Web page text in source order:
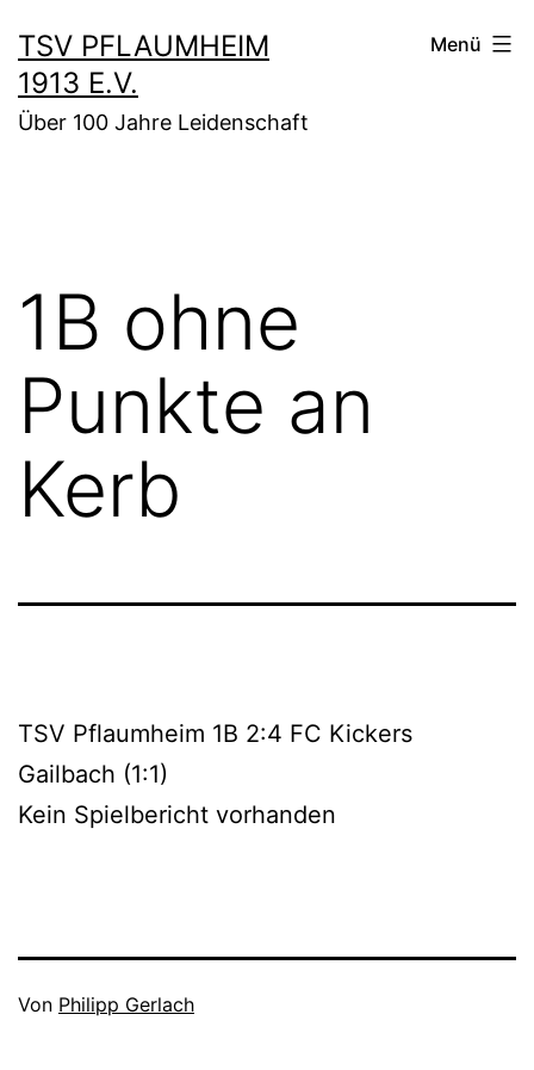
Inhalt
springen
TSV PFLAUMHEIM
1913 E.V.
Über 100 Jahre Leidenschaft
Menü
1B ohne
Punkte an
Kerb
TSV Pflaumheim 1B 2:4 FC Kickers
Gailbach (1:1)
Kein Spielbericht vorhanden
Veröffentlicht
Von Philipp Gerlach